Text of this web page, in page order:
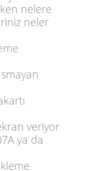
nelere
neler
veriyor
ya da